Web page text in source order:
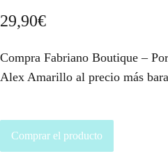
29,90€
Compra Fabriano Boutique –
Alex Amarillo al precio más
Comprar el producto